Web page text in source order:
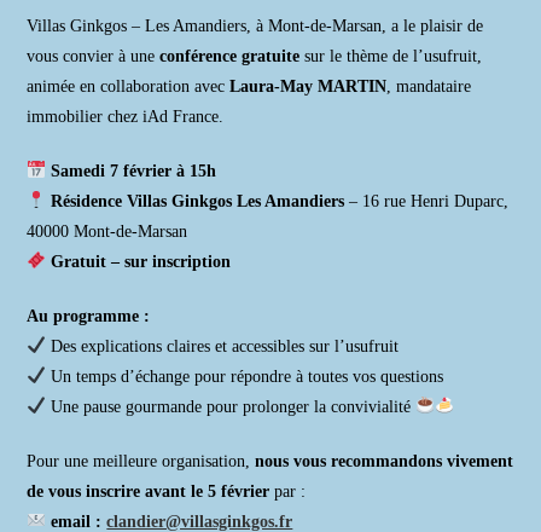
Villas Ginkgos – Les Amandiers, à Mont-de-Marsan, a le plaisir de
vous convier à uneconférence gratuite sur le thème de l’usufruit,
animée en collaboration avecLaura-May MARTIN, mandataire
immobilier chez iAd France.
Samedi 7 février à 15h
Résidence Villas Ginkgos Les Amandiers – 16 rue Henri Duparc,
40000 Mont-de-Marsan
Gratuit – sur inscription
Au programme :
Des explications claires et accessibles sur l’usufruit
Un temps d’échange pour répondre à toutes vos questions
Une pause gourmande pour prolonger la convivialité
Pour une meilleure organisation,nous vous recommandons vivement
de vous inscrire avant le 5 février par :
email :clandier@villasginkgos.fr